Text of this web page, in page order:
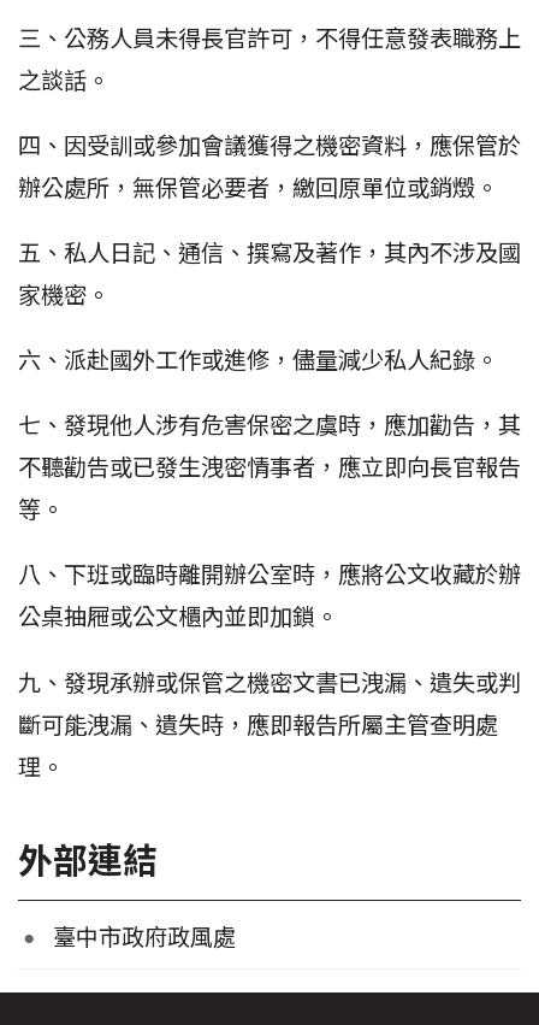
三、公務人員未得長官許可，不得任意發表職務上
之談話。
四、因受訓或參加會議獲得之機密資料，應保管於
辦公處所，無保管必要者，繳回原單位或銷燬。
五、私人日記、通信、撰寫及著作，其內不涉及國
家機密。
六、派赴國外工作或進修，儘量減少私人紀錄。
七、發現他人涉有危害保密之虞時，應加勸告，其
不聽勸告或已發生洩密情事者，應立即向長官報告
等。
八、下班或臨時離開辦公室時，應將公文收藏於辦
公桌抽屜或公文櫃內並即加鎖。
九、發現承辦或保管之機密文書已洩漏、遺失或判
斷可能洩漏、遺失時，應即報告所屬主管查明處
理。
外部連結
臺中市政府政風處